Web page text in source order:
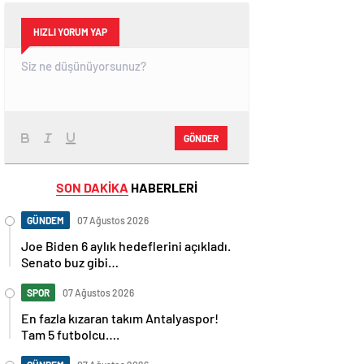
HIZLI YORUM YAP
GÖNDER
SON DAKİKA HABERLERİ
GÜNDEM 07 Ağustos 2026
Joe Biden 6 aylık hedeflerini açıkladı.
Senato buz gibi…
SPOR 07 Ağustos 2026
En fazla kızaran takım Antalyaspor!
Tam 5 futbolcu….